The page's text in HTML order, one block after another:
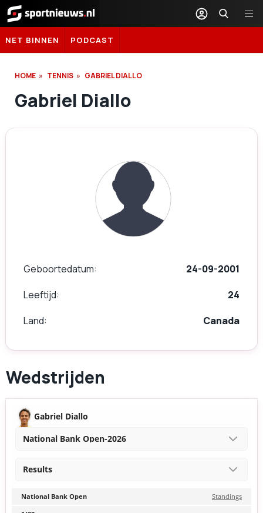
Sportnieuws.nl
NET BINNEN PODCAST
HOME TENNIS GABRIEL DIALLO
Gabriel Diallo
Geboortedatum
24-09-2001
Leeftijd
24
Land
Canada
Wedstrijden